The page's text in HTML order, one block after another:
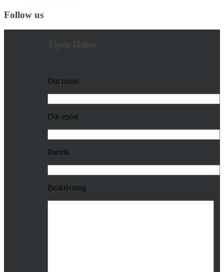
Follow us
Ditt namn
Din epost
Rubrik
Beskrivning